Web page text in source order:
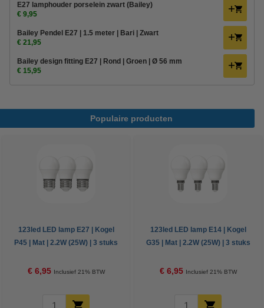
E27 lamphouder porselein zwart (Bailey)
€ 9,95
Bailey Pendel E27 | 1.5 meter | Bari | Zwart
€ 21,95
Bailey design fitting E27 | Rond | Groen | Ø 56 mm
€ 15,95
Populaire producten
123led LED lamp E27 | Kogel
P45 | Mat | 2.2W (25W) | 3 stuks
€ 6,95 Inclusief 21% BTW
123led LED lamp E14 | Kogel
G35 | Mat | 2.2W (25W) | 3 stuks
€ 6,95 Inclusief 21% BTW